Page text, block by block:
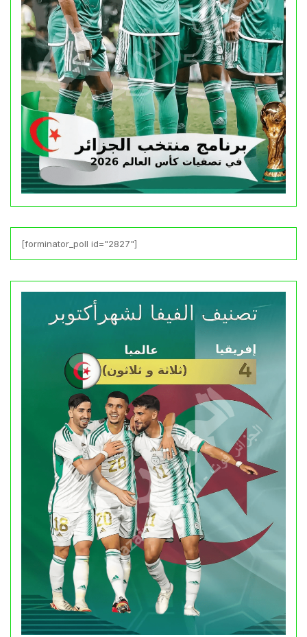
[forminator_poll id="2827"]